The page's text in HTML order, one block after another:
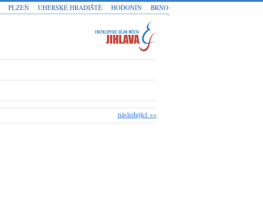
následující »»
BRNO
HODONÍN
UHERSKÉ HRADIŠTĚ
PLZEŇ